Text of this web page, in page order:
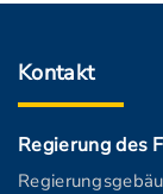
Kontakt
Regierung des